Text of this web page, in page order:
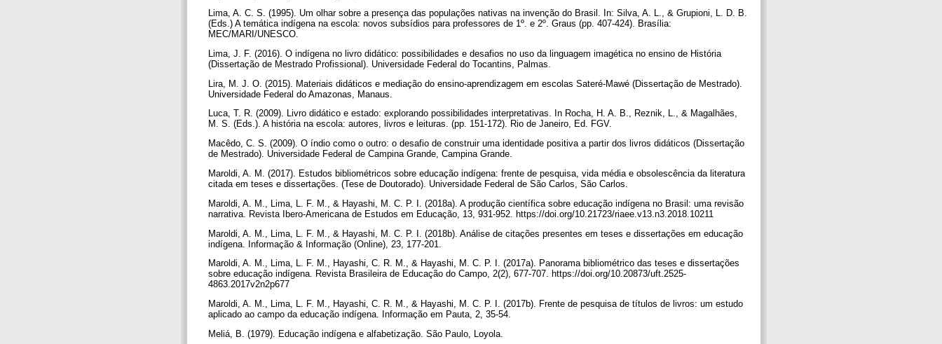
Lima, A. C. S. (1995). Um olhar sobre a presença das populações nativas na invenção do Brasil. In: Silva, A. L., & Grupioni, L. D. B.
(Eds.) A temática indígena na escola: novos subsídios para professores de 1º. e 2º. Graus (pp. 407-424). Brasília:
MEC/MARI/UNESCO.
Lima, J. F. (2016). O indígena no livro didático: possibilidades e desafios no uso da linguagem imagética no ensino de História
(Dissertação de Mestrado Profissional). Universidade Federal do Tocantins, Palmas.
Lira, M. J. O. (2015). Materiais didáticos e mediação do ensino-aprendizagem em escolas Sateré-Mawé (Dissertação de Mestrado).
Universidade Federal do Amazonas, Manaus.
Luca, T. R. (2009). Livro didático e estado: explorando possibilidades interpretativas. In Rocha, H. A. B., Reznik, L., & Magalhães,
M. S. (Eds.). A história na escola: autores, livros e leituras. (pp. 151-172). Rio de Janeiro, Ed. FGV.
Macêdo, C. S. (2009). O índio como o outro: o desafio de construir uma identidade positiva a partir dos livros didáticos (Dissertação
de Mestrado). Universidade Federal de Campina Grande, Campina Grande.
Maroldi, A. M. (2017). Estudos bibliométricos sobre educação indígena: frente de pesquisa, vida média e obsolescência da literatura
citada em teses e dissertações. (Tese de Doutorado). Universidade Federal de São Carlos, São Carlos.
Maroldi, A. M., Lima, L. F. M., & Hayashi, M. C. P. I. (2018a). A produção científica sobre educação indígena no Brasil: uma revisão
narrativa. Revista Ibero-Americana de Estudos em Educação, 13, 931-952. https://doi.org/10.21723/riaee.v13.n3.2018.10211
Maroldi, A. M., Lima, L. F. M., & Hayashi, M. C. P. I. (2018b). Análise de citações presentes em teses e dissertações em educação
indígena. Informação & Informação (Online), 23, 177-201.
Maroldi, A. M., Lima, L. F. M., Hayashi, C. R. M., & Hayashi, M. C. P. I. (2017a). Panorama bibliométrico das teses e dissertações
sobre educação indígena. Revista Brasileira de Educação do Campo, 2(2), 677-707. https://doi.org/10.20873/uft.2525-
4863.2017v2n2p677
Maroldi, A. M., Lima, L. F. M., Hayashi, C. R. M., & Hayashi, M. C. P. I. (2017b). Frente de pesquisa de títulos de livros: um estudo
aplicado ao campo da educação indígena. Informação em Pauta, 2, 35-54.
Meliá, B. (1979). Educação indígena e alfabetização. São Paulo, Loyola.